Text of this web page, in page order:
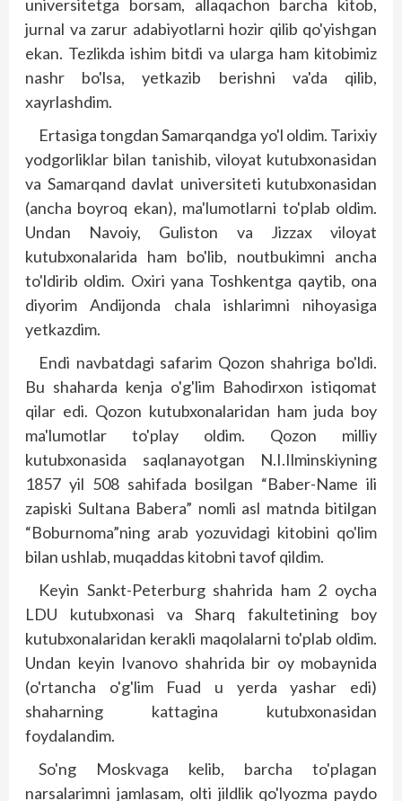
universitetga borsam, allaqachon barcha kitob,
jurnal va zarur adabiyotlarni hozir qilib qo'yishgan
ekan. Tezlikda ishim bitdi va ularga ham kitobimiz
nashr bo'lsa, yetkazib berishni va'da qilib,
xayrlashdim.
Ertasiga tongdan Samarqandga yo'l oldim. Tarixiy
yodgorliklar bilan tanishib, viloyat kutubxonasidan
va Samarqand davlat universiteti kutubxonasidan
(ancha boyroq ekan), ma'lumotlarni to'plab oldim.
Undan Navoiy, Guliston va Jizzax viloyat
kutubxonalarida ham bo'lib, noutbukimni ancha
to'ldirib oldim. Oxiri yana Toshkentga qaytib, ona
diyorim Andijonda chala ishlarimni nihoyasiga
yetkazdim.
Endi navbatdagi safarim Qozon shahriga bo'ldi.
Bu shaharda kenja o'g'lim Bahodirxon istiqomat
qilar edi. Qozon kutubxonalaridan ham juda boy
ma'lumotlar to'play oldim. Qozon milliy
kutubxonasida saqlanayotgan N.I.Ilminskiyning
1857 yil 508 sahifada bosilgan “Baber-Name ili
zapiski Sultana Babera” nomli asl matnda bitilgan
“Boburnoma”ning arab yozuvidagi kitobini qo'lim
bilan ushlab, muqaddas kitobni tavof qildim.
Keyin Sankt-Peterburg shahrida ham 2 oycha
LDU kutubxonasi va Sharq fakultetining boy
kutubxonalaridan kerakli maqolalarni to'plab oldim.
Undan keyin Ivanovo shahrida bir oy mobaynida
(o'rtancha o'g'lim Fuad u yerda yashar edi)
shaharning kattagina kutubxonasidan
foydalandim.
So'ng Moskvaga kelib, barcha to'plagan
narsalarimni jamlasam, olti jildlik qo'lyozma paydo